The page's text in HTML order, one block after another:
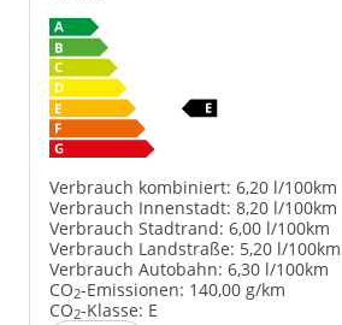
Verbrauch kombiniert: 6,20 l/100km
Verbrauch Innenstadt: 8,20 l/100km
Verbrauch Stadtrand: 6,00 l/100km
Verbrauch Landstraße: 5,20 l/100km
Verbrauch Autobahn: 6,30 l/100km
CO2-Emissionen: 140,00 g/km
CO2-Klasse: E